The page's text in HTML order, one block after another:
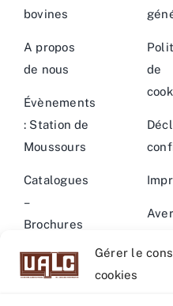
Gérer le
cookies
bovines
A propos
de nous
Évènements
: Station de
Moussours
Catalogues
–
Brochures
Actualités –
Evènements
de